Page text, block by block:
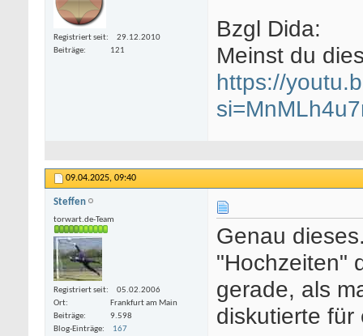
Registriert seit
29.12.2010
Beiträge
121
Bzgl Dida:
Meinst du
https://
09.04.2025, 09:40
Steffen
torwart.de-Team
Registriert seit
05.02.2006
Ort
Frankfurt am Main
Beiträge
9.598
Blog-Einträge
167
Genau
"Hochzeiten"
gerade, als
diskutierte für